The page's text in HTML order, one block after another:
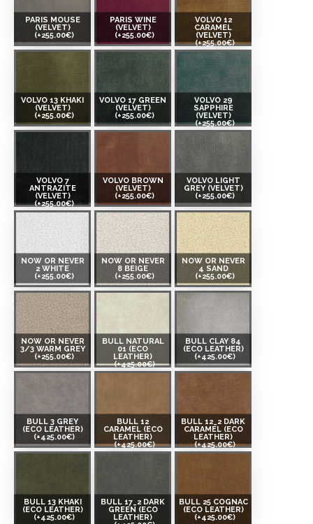
PARIS MOUSE
(VELVET)
(+255.00€)
PARIS WINE
(VELVET)
(+255.00€)
VOLVO 12
CARAMEL
(VELVET)
(+255.00€)
VOLVO 13 KHAKI
(VELVET)
(+255.00€)
VOLVO 17 GREEN
(VELVET)
(+255.00€)
VOLVO 29
SAPPHIRE
(VELVET)
(+255.00€)
VOLVO 7
ANTRAZITE
(VELVET)
(+255.00€)
VOLVO BROWN
(VELVET)
(+255.00€)
VOLVO LIGHT
GREY (VELVET)
(+255.00€)
NOW OR NEVER
2 WHITE
(+255.00€)
NOW OR NEVER
8 BEIGE
(+255.00€)
NOW OR NEVER
4 SAND
(+255.00€)
NOW OR NEVER
3/3 WARM GREY
(+255.00€)
BULL NATURAL
01 (ECO
LEATHER)
(+425.00€)
BULL CLAY 84
(ECO LEATHER)
(+425.00€)
BULL 3 GREY
(ECO LEATHER)
(+425.00€)
BULL 12
CARAMEL (ECO
LEATHER)
(+425.00€)
BULL 12_2 DARK
CARAMEL (ECO
LEATHER)
(+425.00€)
BULL 13 KHAKI
(ECO LEATHER)
(+425.00€)
BULL 17_2 DARK
GREEN (ECO
LEATHER)
BULL 25 COGNAC
(ECO LEATHER)
(+425.00€)